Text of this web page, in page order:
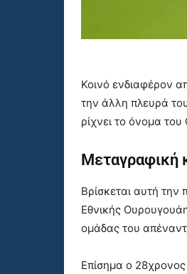
Κοινό ενδιαφέρον
την άλλη πλευρά
ρίχνει το όνομα
Μεταγραφική
Βρίσκεται αυτή
Εθνικής
ομάδας του
Επίσημα ο 28χρονος